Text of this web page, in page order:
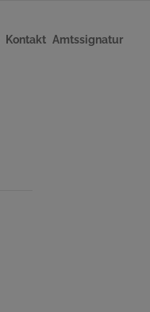
Kontakt Amtssignatur